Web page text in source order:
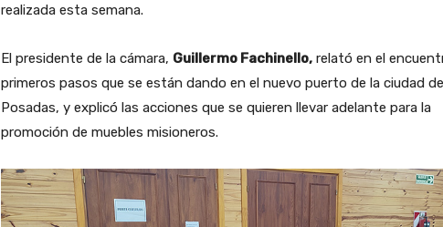
realizada esta semana.
El presidente de la cámara, Guillermo Fachinello,relató en el
primeros pasos que se están dando en el nuevo puerto de la ciudad de
Posadas, y explicó las acciones que se quieren llevar adelante para la
promoción de muebles misioneros.